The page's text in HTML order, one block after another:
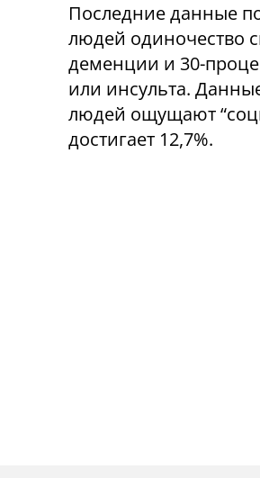
Последние данные
людей одиночество
деменции и 30-
или инсульта.
людей ощущают
достигает 12,7%.